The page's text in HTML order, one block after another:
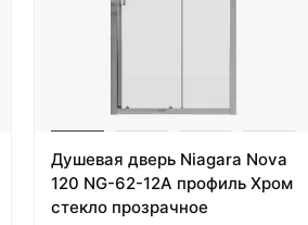
Душевая дверь Niagara Nova
120 NG-62-12A профиль Хром
стекло прозрачное